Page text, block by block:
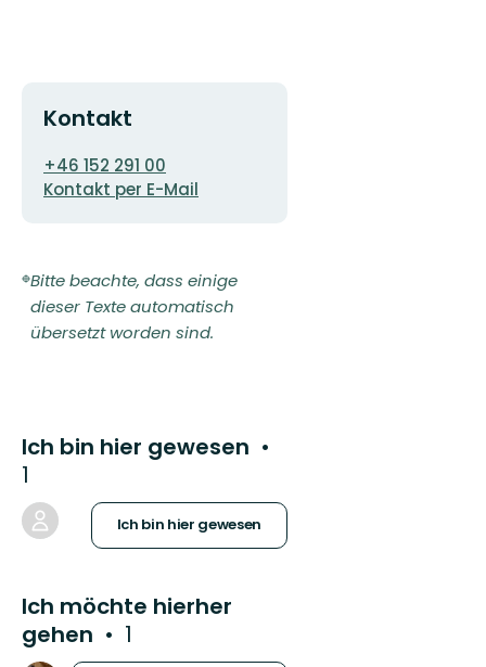
Kontakt
E-
Mail-
+46 152 291 00
Kontakt per E-Mail
Bitte beachte, dass einige
dieser Texte automatisch
übersetzt worden sind.
Ich bin hier gewesen
1
Ich bin hier gewesen
Ich möchte hierher
gehen
1